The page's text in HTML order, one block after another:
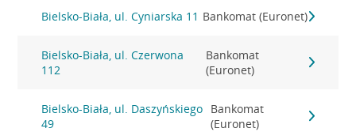
Bielsko-Biała, ul. Cyniarska 11 Bankomat (Euronet)
Bielsko-Biała, ul. Czerwona
112
Bankomat
(Euronet)
Bielsko-Biała, ul. Daszyńskiego
49
Bankomat
(Euronet)